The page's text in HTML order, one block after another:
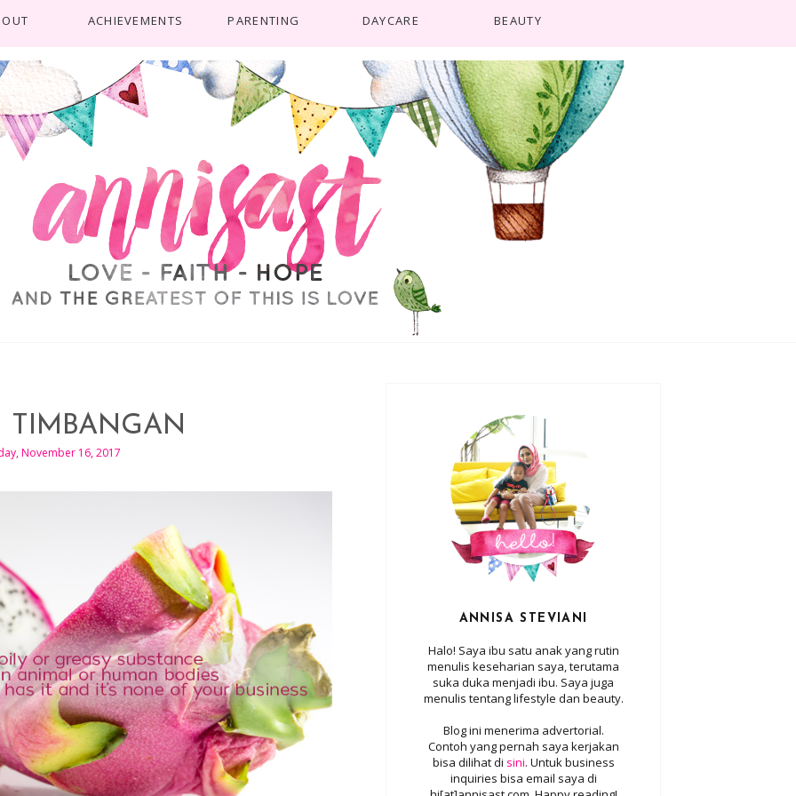
ACHIEVEMENTS PARENTING DAYCARE BEAUTY
TIMBANGAN
November 16, 2017
ANNISA STEVIANI
Halo! Saya ibu satu anak yang rutin
menulis keseharian saya, terutama
suka duka menjadi ibu. Saya juga
menulis tentang lifestyle dan beauty.
Blog ini menerima advertorial.
Contoh yang pernah saya kerjakan
bisa dilihat di sini. Untuk business
inquiries bisa email saya di